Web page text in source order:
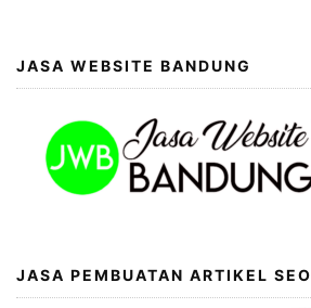
JASA WEBSITE BANDUNG
JASA PEMBUATAN ARTIKEL SEO